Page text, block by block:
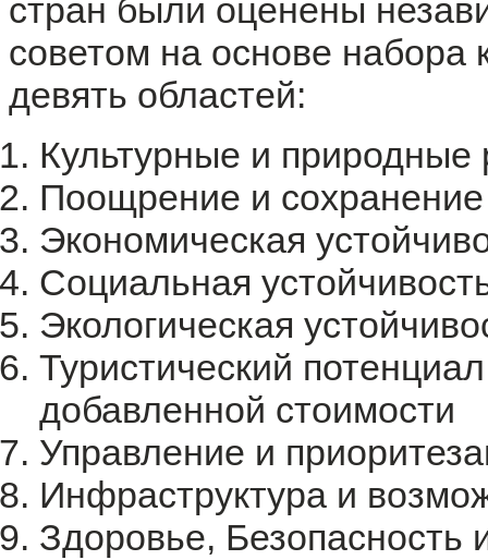
стран были оценены
советом на основе
девять областей:
Культурные и природные
Поощрение и сохранение
Экономическая
Социальная
Экологическая
Туристический
добавленной стоимости
Управление и
Инфраструктура и
Здоровье, Безопасность